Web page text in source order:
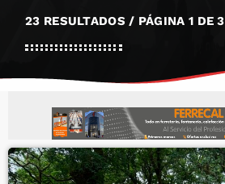
23 RESULTADOS / PÁGINA 1 DE 3